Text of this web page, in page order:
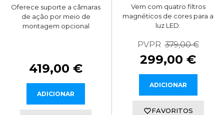
Oferece suporte a câmaras
de ação por meio de
montagem opcional
419,00 €
ADICIONAR
Vem com quatro filtros
magnéticos de cores para a
luz LED.
PVPR 379,00 €
299,00 €
ADICIONAR
FAVORITOS